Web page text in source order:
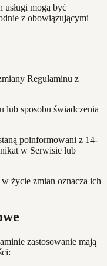
usługi mogą być
z obowiązującymi
Regulaminu z
lub sposobu świadczenia
poinformowani z 14-
w Serwisie lub
życie zmian oznacza ich
zastosowanie mają